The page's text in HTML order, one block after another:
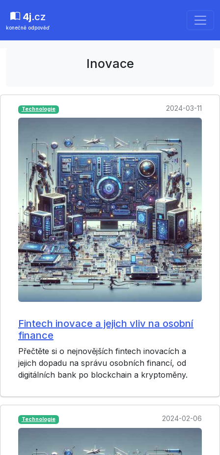
4j.cz
konečně odpověď
Inovace
Technologie 2024-03-11
Fintech inovace a jejich vliv na osobní
finance
Přečtěte si o nejnovějších fintech inovacích a
jejich dopadu na správu osobních financí, od
digitálních bank po blockchain a kryptoměny.
Technologie 2024-02-06